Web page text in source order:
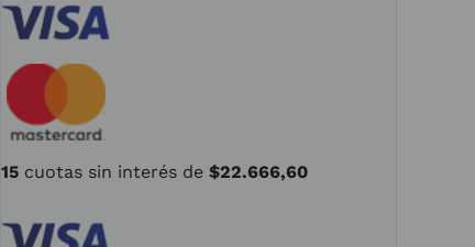
15 cuotas sin interés de $22.666,60